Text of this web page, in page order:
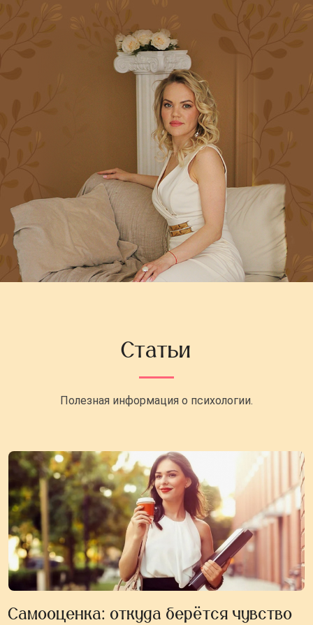
Статьи
Полезная информация о психологии.
Самооценка: откуда берётся чувство